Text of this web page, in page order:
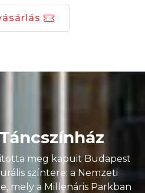
meg kapuit Budapest
színtere: a Nemzeti
mely a Millenáris Parkban